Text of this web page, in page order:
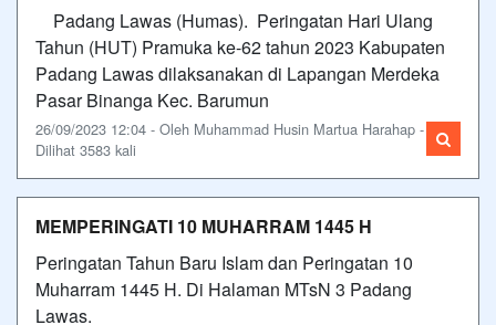
Padang Lawas (Humas). Peringatan Hari Ulang
Tahun (HUT) Pramuka ke-62 tahun 2023 Kabupaten
Padang Lawas dilaksanakan di Lapangan Merdeka
Pasar Binanga Kec. Barumun
26/09/2023 12:04 - Oleh Muhammad Husin Martua Harahap -
Dilihat 3583 kali
MEMPERINGATI 10 MUHARRAM 1445 H
Peringatan Tahun Baru Islam dan Peringatan 10
Muharram 1445 H. Di Halaman MTsN 3 Padang
Lawas.